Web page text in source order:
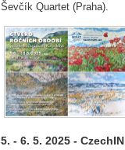
Ševčík Quartet (Praha).
5. - 6. 5. 2025 - CzechIN